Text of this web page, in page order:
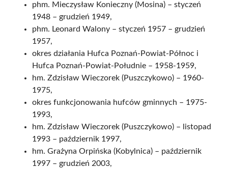
phm. Mieczysław Konieczny (Mosina) – styczeń
1948 – grudzień 1949,
phm. Leonard Walony – styczeń 1957 – grudzień
1957,
okres działania Hufca Poznań-Powiat-Północ i
Hufca Poznań-Powiat-Południe – 1958-1959,
hm. Zdzisław Wieczorek (Puszczykowo) – 1960-
1975,
okres funkcjonowania hufców gminnych – 1975-
1993,
hm. Zdzisław Wieczorek (Puszczykowo) – listopad
1993 – październik 1997,
hm. Grażyna Orpińska (Kobylnica) – październik
1997 – grudzień 2003,